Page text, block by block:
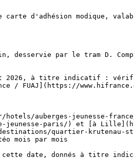
carte d'adhésion modique,
desservie par le tram D.
2026, à titre indicatif :
/ FUAJ](https://
auberges-jeunesse-
jeunesse-paris/) et [à
quartier-krutenau-
mois par mois
date, donnés à titre